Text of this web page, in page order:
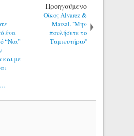
ένα
“Ναι”
και με
Προηγούμενο
Οίκος Alvarez &
Marsal. ''Μην
πουλήσετε το
Ταμιευτήριο''